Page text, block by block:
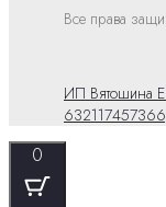
Все права
ИП Вятошина
0